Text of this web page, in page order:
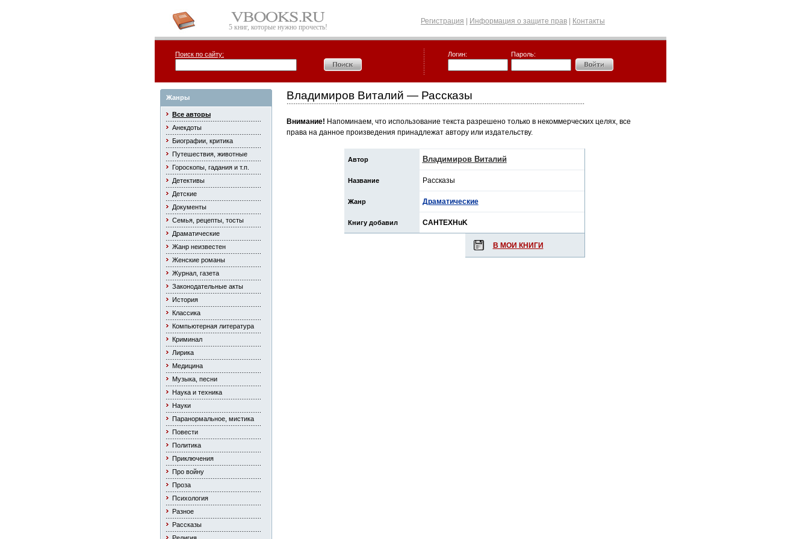
5 книг, которые нужно прочесть!
Регистрация Информация о защите прав Контакты
Поиск по сайту: Логин: Пароль:
Жанры
Все авторы
Анекдоты
Биографии, критика
Путешествия, животные
Гороскопы, гадания и т.п.
Детективы
Детские
Документы
Семья, рецепты, тосты
Драматические
Жанр неизвестен
Женские романы
Журнал, газета
Законодательные акты
История
Классика
Компьютерная литература
Криминал
Лирика
Медицина
Музыка, песни
Наука и техника
Науки
Паранормальное, мистика
Повести
Политика
Приключения
Про войну
Проза
Психология
Разное
Рассказы
Владимиров Виталий — Рассказы
Внимание! Напоминаем, что использование текста разрешено только в некоммерческих целях, все
права на данное произведения принадлежат автору или издательству.
Автор Владимиров Виталий
Название Рассказы
Жанр Драматические
Книгу добавил CAHTEXHuK
В МОИ КНИГИ